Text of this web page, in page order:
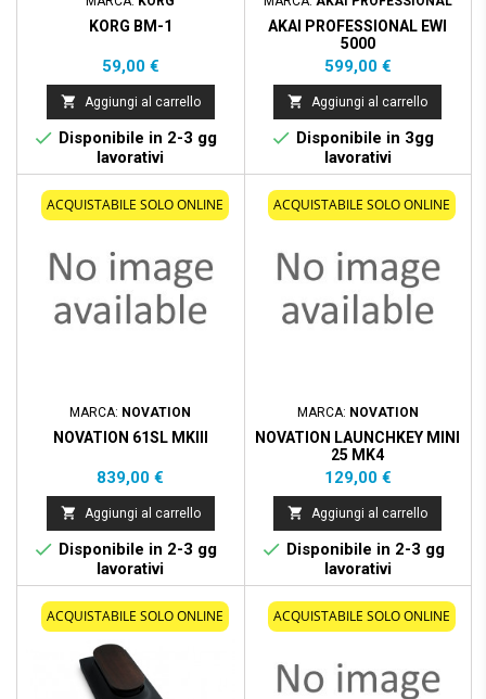
KORG BM-1
Prezzo
59,00 €
 Aggiungi al carrello
 Disponibile in 2-3 gg
lavorativi
AKAI PROFESSIONAL EWI
5000
Prezzo
599,00 €
 Aggiungi al carrello
 Disponibile in 3gg
lavorativi
ACQUISTABILE SOLO ONLINE
MARCA: NOVATION
NOVATION 61SL MKIII
Prezzo
839,00 €
 Aggiungi al carrello
 Disponibile in 2-3 gg
lavorativi
ACQUISTABILE SOLO ONLINE
MARCA: NOVATION
NOVATION LAUNCHKEY MINI
25 MK4
Prezzo
129,00 €
 Aggiungi al carrello
 Disponibile in 2-3 gg
lavorativi
ACQUISTABILE SOLO ONLINE ACQUISTABILE SOLO ONLINE